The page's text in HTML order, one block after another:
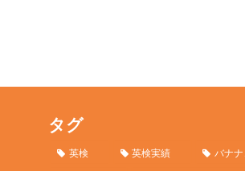
タグ
英検 英検実績 バナ